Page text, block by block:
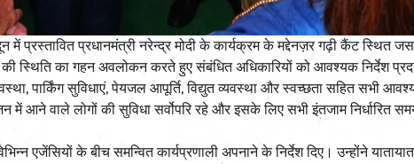
में प्रस्तावित प्रधानमंत्री नरेन्द्र मोदी के कार्यक्रम के मद्देनज़र गढ़ी कैंट स्थित
की स्थिति का गहन अवलोकन करते हुए संबंधित अधिकारियों को आवश्यक निर्देश
पार्किंग सुविधाएं, पेयजल आपूर्ति, विद्युत व्यवस्था और स्वच्छता सहित सभी
में आने वाले लोगों की सुविधा सर्वोपरि रहे और इसके लिए सभी इंतजाम निर्धारित
एजेंसियों के बीच समन्वित कार्यप्रणाली अपनाने के निर्देश दिए। उन्होंने